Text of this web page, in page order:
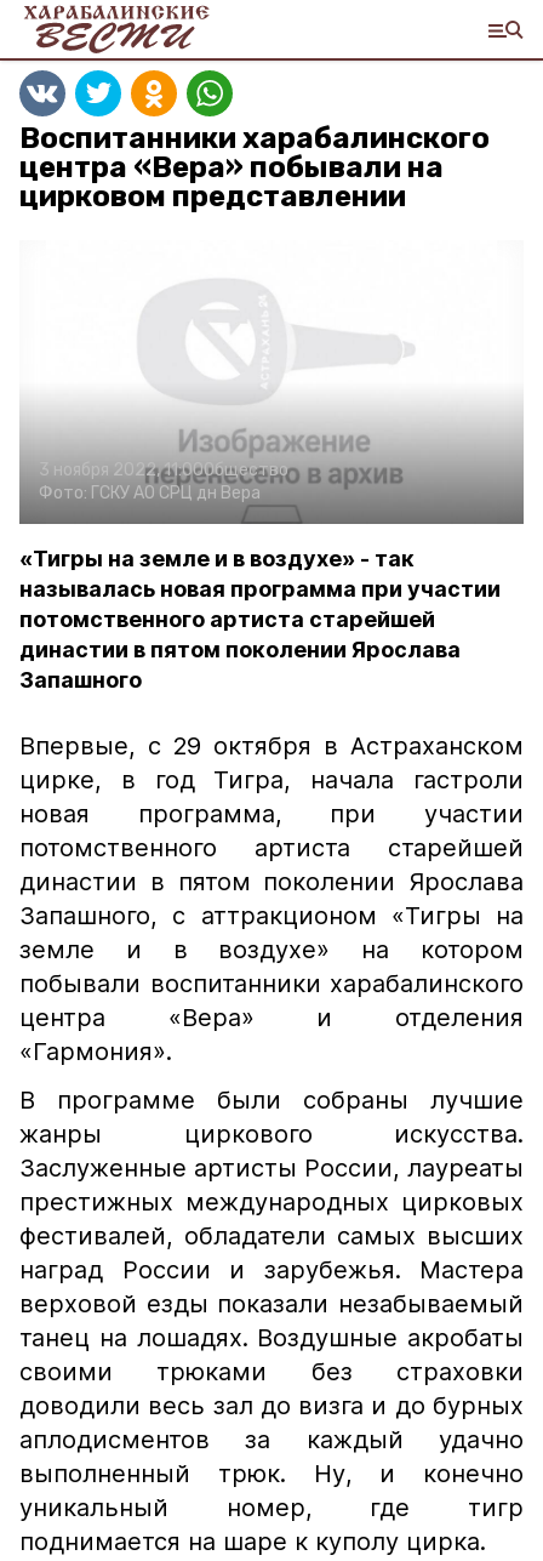
Воспитанники харабалинского
центра «Вера» побывали на
цирковом представлении
3 ноября 2022, 11:00Общество
Фото: ГСКУ АО СРЦ дн Вера
«Тигры на земле и в воздухе» - так
называлась новая программа при участии
потомственного артиста старейшей
династии в пятом поколении Ярослава
Запашного
Впервые, с 29 октября в Астраханском
цирке, в год Тигра, начала гастроли
новая программа, при участии
потомственного артиста старейшей
династии в пятом поколении Ярослава
Запашного, с аттракционом «Тигры на
земле и в воздухе» на котором
побывали воспитанники харабалинского
центра «Вера» и отделения
«Гармония».
В программе были собраны лучшие
жанры циркового искусства.
Заслуженные артисты России, лауреаты
престижных международных цирковых
фестивалей, обладатели самых высших
наград России и зарубежья. Мастера
верховой езды показали незабываемый
танец на лошадях. Воздушные акробаты
своими трюками без страховки
доводили весь зал до визга и до бурных
аплодисментов за каждый удачно
выполненный трюк. Ну, и конечно
уникальный номер, где тигр
поднимается на шаре к куполу цирка.